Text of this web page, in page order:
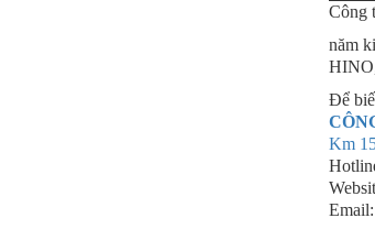
Công
năm
Để
Km